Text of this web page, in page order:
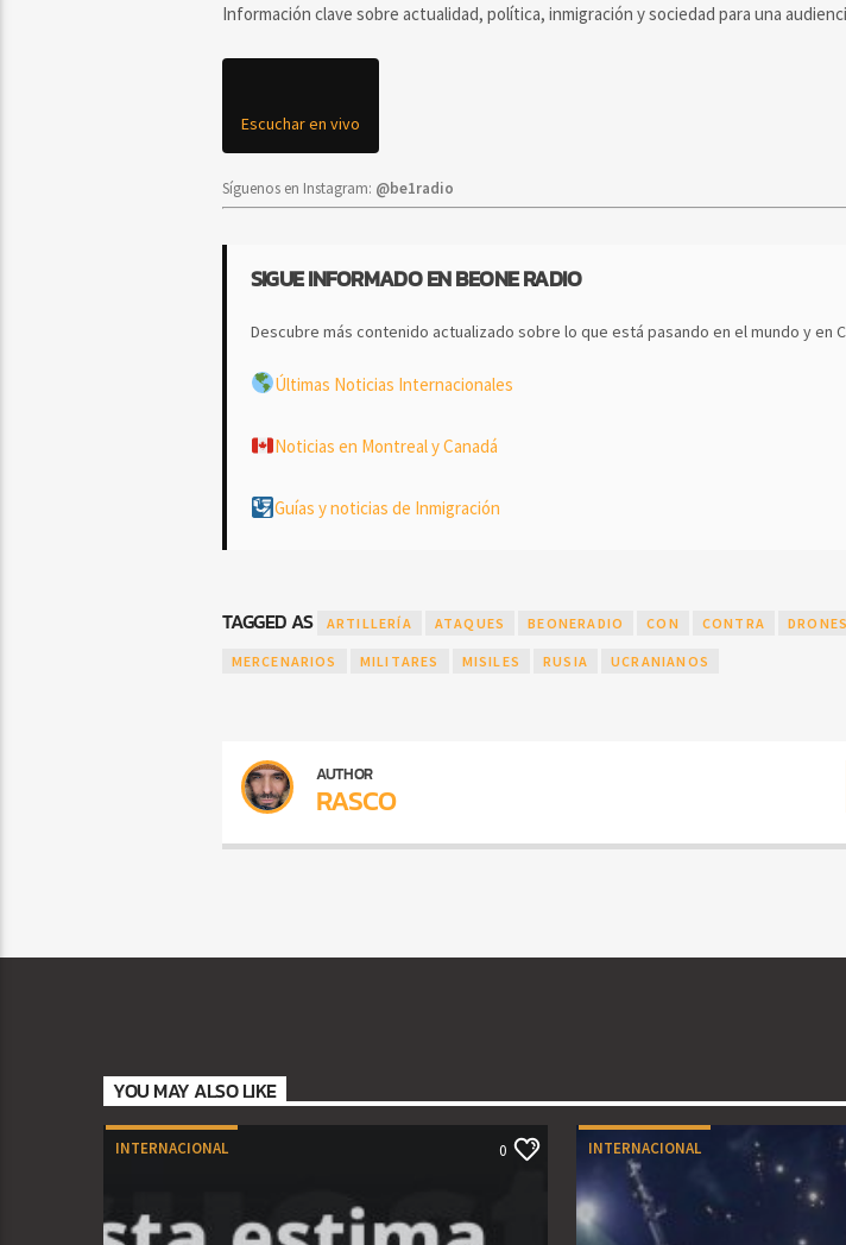
Información clave sobre actualidad, política, inmigración y sociedad para una
Escuchar en vivo
Síguenos en Instagram: @be1radio
SIGUE INFORMADO EN BEONE RADIO
Descubre más contenido actualizado sobre lo que está pasando en el mundo y en
Últimas Noticias Internacionales
Noticias en Montreal y Canadá
Guías y noticias de Inmigración
TAGGED AS ARTILLERÍA ATAQUES BEONERADIO CON CONTRA DRONES
MERCENARIOS MILITARES MISILES RUSIA UCRANIANOS
AUTHOR
RASCO
YOU MAY ALSO LIKE
INTERNACIONAL 0 INTERNACIONAL